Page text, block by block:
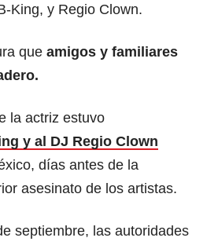
King, y Regio Clown.
que amigos y familiares
la actriz estuvo
y al DJ Regio Clown
días antes de la
asesinato de los artistas.
septiembre, las autoridades